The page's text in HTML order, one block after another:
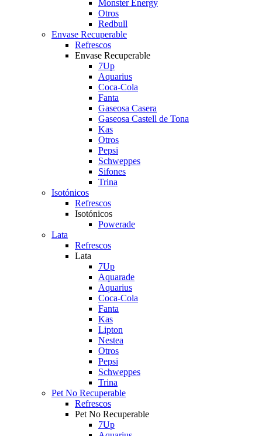
Monster Energy
Otros
Redbull
Envase Recuperable
Refrescos
Envase Recuperable
7Up
Aquarius
Coca-Cola
Fanta
Gaseosa Casera
Gaseosa Castell de Tona
Kas
Otros
Pepsi
Schweppes
Sifones
Trina
Isotónicos
Refrescos
Isotónicos
Powerade
Lata
Refrescos
Lata
7Up
Aquarade
Aquarius
Coca-Cola
Fanta
Kas
Lipton
Nestea
Otros
Pepsi
Schweppes
Trina
Pet No Recuperable
Refrescos
Pet No Recuperable
7Up